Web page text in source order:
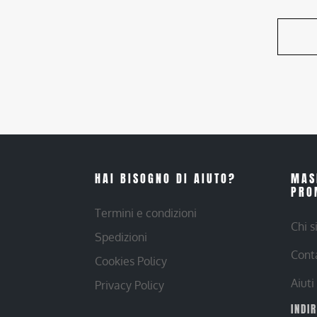
HAI BISOGNO DI AIUTO?
Termini e condizioni
Spedizioni
Cookies Policy
Privacy Policy
Chi
Aiuti